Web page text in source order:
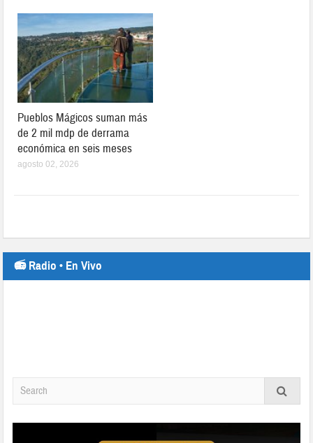
Pueblos Mágicos suman más
de 2 mil mdp de derrama
económica en seis meses
agosto 02, 2026
📻 Radio • En Vivo